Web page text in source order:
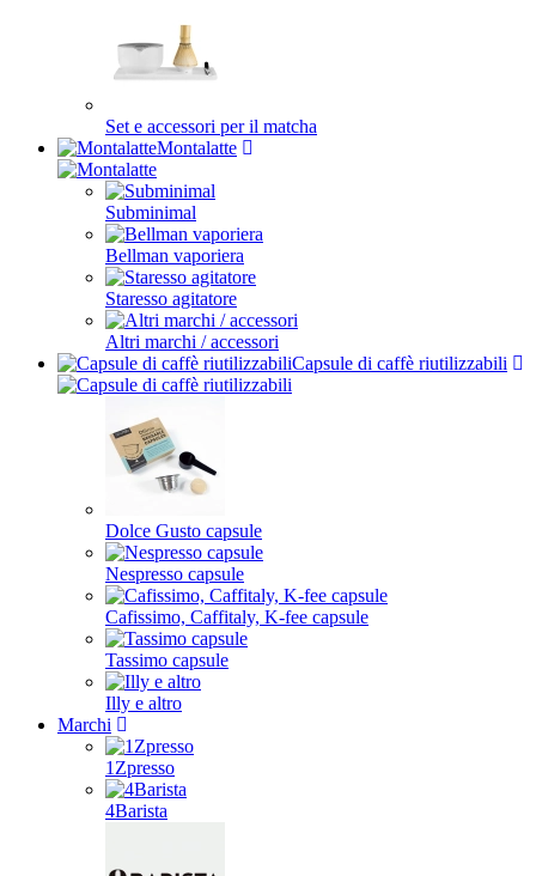
Set e accessori per il matcha
Montalatte
Subminimal
Bellman vaporiera
Staresso agitatore
Altri marchi / accessori
Capsule di caffè riutilizzabili
Dolce Gusto capsule
Nespresso capsule
Cafissimo, Caffitaly, K-fee capsule
Tassimo capsule
Illy e altro
Marchi
1Zpresso
4Barista